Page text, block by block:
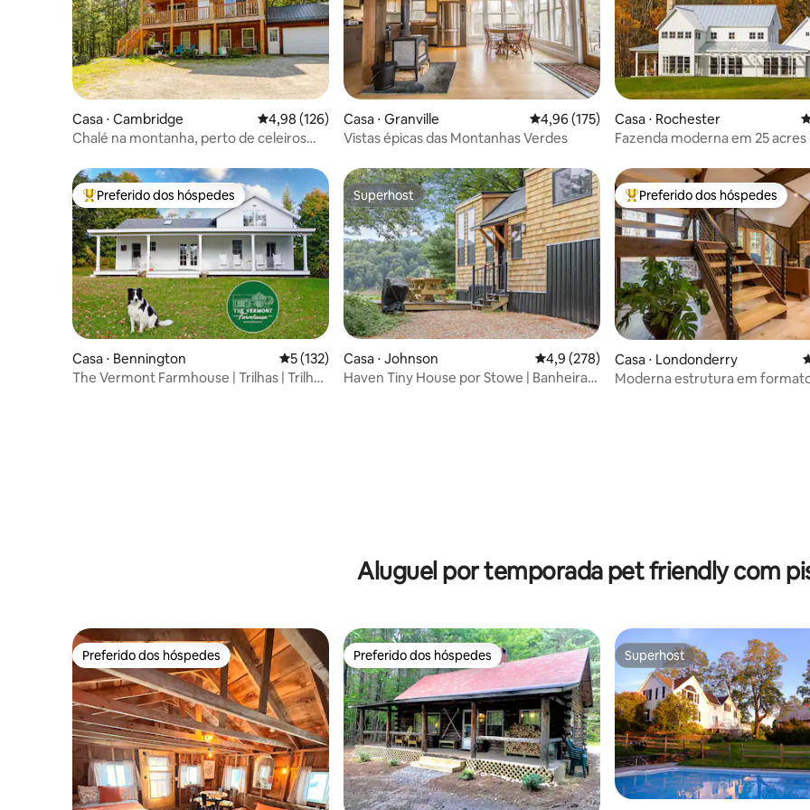
Casa ⋅ Cambridge 4,98 de uma avaliação média de 5, 126 avaliações
4,98 (126)
Chalé na montanha, perto de celeiros
Casa ⋅ Granville 4,96 de uma avaliação média de 5, 175
4,96 (175)
Vistas épicas das Montanhas Verdes
Casa ⋅ Rochester
Fazenda moderna em 25 acres
Entre os melhores preferidos dos hóspedes
Preferido dos hóspedes
Casa ⋅ Bennington 5 de uma avaliação média de 5, 132 avaliações
5 (132)
The Vermont Farmhouse | Trilhas | Trilhas
Superhost
Superhost
Casa ⋅ Johnson 4,9 de uma avaliação média de 5, 278
4,9 (278)
Haven Tiny House por Stowe | Banheira
Entre os melhores preferidos
Preferido dos hóspedes
Casa ⋅ Londonderry
Moderna estrutura em
Aluguel por temporada pet friendly com
Preferido dos hóspedes
Preferido dos hóspedes Preferido dos hóspedes
Preferido dos hóspedes Superhost
Superhost